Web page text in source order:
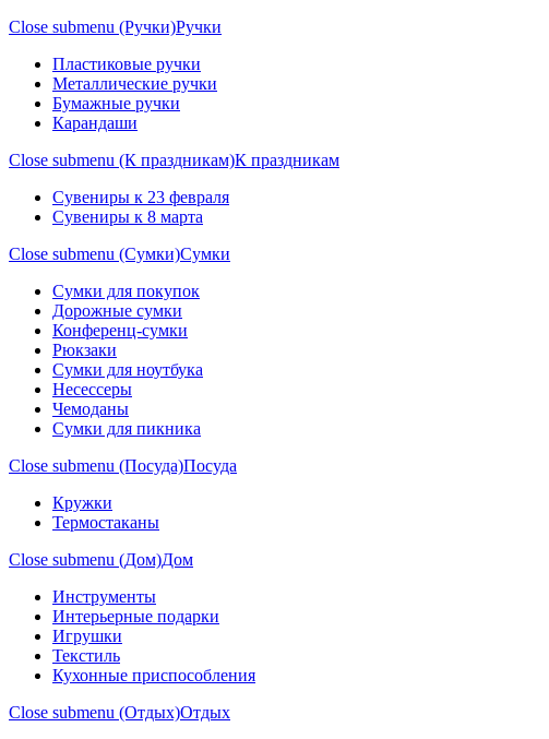
Close submenu (Ручки)Ручки
Пластиковые ручки
Металлические ручки
Бумажные ручки
Карандаши
Close submenu (К праздникам)К праздникам
Сувениры к 23 февраля
Сувениры к 8 марта
Close submenu (Сумки)Сумки
Сумки для покупок
Дорожные сумки
Конференц-сумки
Рюкзаки
Сумки для ноутбука
Несессеры
Чемоданы
Сумки для пикника
Close submenu (Посуда)Посуда
Кружки
Термостаканы
Close submenu (Дом)Дом
Инструменты
Интерьерные подарки
Игрушки
Текстиль
Кухонные приспособления
Close submenu (Отдых)Отдых